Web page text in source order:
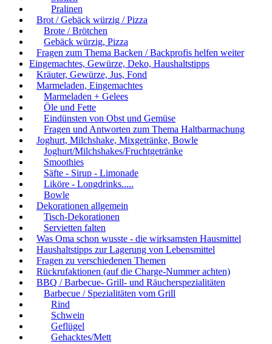
Pralinen
Brot / Gebäck würzig / Pizza
Brote / Brötchen
Gebäck würzig, Pizza
Fragen zum Thema Backen / Backprofis helfen weiter
Eingemachtes, Gewürze, Deko, Haushaltstipps
Kräuter, Gewürze, Jus, Fond
Marmeladen, Eingemachtes
Marmeladen + Gelees
Öle und Fette
Eindünsten von Obst und Gemüse
Fragen und Antworten zum Thema Haltbarmachung
Joghurt, Milchshake, Mixgetränke, Bowle
Joghurt/Milchshakes/Fruchtgetränke
Smoothies
Säfte - Sirup - Limonade
Liköre - Longdrinks.....
Bowle
Dekorationen allgemein
Tisch-Dekorationen
Servietten falten
Was Oma schon wusste - die wirksamsten Hausmittel
Haushaltstipps zur Lagerung von Lebensmittel
Fragen zu verschiedenen Themen
Rückrufaktionen (auf die Charge-Nummer achten)
BBQ / Barbecue- Grill- und Räucherspezialitäten
Barbecue / Spezialitäten vom Grill
Rind
Schwein
Geflügel
Gehacktes/Mett